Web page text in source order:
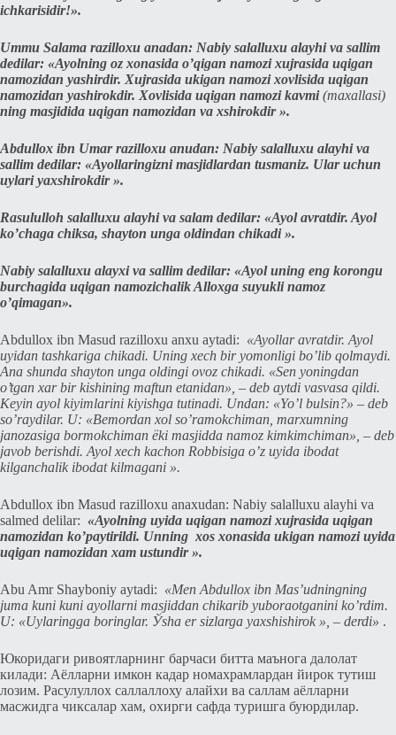
ichkarisidir!».
Ummu Salama razilloxu anadan: Nabiy salalluxu alayhi va sallim
dedilar: «Ayolning oz xonasida o’qigan namozi xujrasida uqigan
namozidan yashirdir. Xujrasida ukigan namozi xovlisida uqigan
namozidan yashirokdir. Xovlisida uqigan namozi kavmi(maxallasi)
ning masjidida uqigan namozidan va xshirokdir ».
Abdullox ibn Umar razilloxu anudan: Nabiy salalluxu alayhi va
sallim dedilar: «Ayollaringizni masjidlardan tusmaniz. Ular uchun
uylari yaxshirokdir ».
Rasululloh salalluxu alayhi va salam dedilar: «Ayol avratdir. Ayol
ko’chaga chiksa, shayton unga oldindan chikadi ».
Nabiy salalluxu alayxi va sallim dedilar: «Ayol uning eng korongu
burchagida uqigan namozichalik Alloxga suyukli namoz
o’qimagan».
Abdullox ibn Masud razilloxu anxu aytadi: «Ayollar avratdir. Ayol
uyidan tashkariga chikadi. Uning xech bir yomonligi bo’lib qolmaydi.
Ana shunda shayton unga oldingi ovoz chikadi. «Sen yoningdan
o’tgan xar bir kishining maftun etanidan», – deb aytdi vasvasa qildi.
Keyin ayol kiyimlarini kiyishga tutinadi. Undan: «Yo’l bulsin?» – deb
so’raydilar. U: «Bemordan xol so’ramokchiman, marxumning
janozasiga bormokchiman ёki masjidda namoz kimkimchiman», – deb
javob berishdi. Ayol xech kachon Robbisiga o’z uyida ibodat
kilganchalik ibodat kilmagani ».
Abdullox ibn Masud razilloxu anaxudan: Nabiy salalluxu alayhi va
salmed delilar: «Ayolning uyida uqigan namozi xujrasida uqigan
namozidan ko’paytirildi. Unning xos xonasida ukigan namozi uyida
uqigan namozidan xam ustundir ».
Abu Amr Shayboniy aytadi: «Men Abdullox ibn Mas’udningning
juma kuni kuni ayollarni masjiddan chikarib yuboraotganini ko’rdim.
U: «Uylaringga boringlar. Ўsha er sizlarga yaxshishirok », – derdi» .
Юкоридаги ривоятларнинг барчаси битта маънога далолат
килади: Аёлларни имкон кадар номахрамлардан йирок тутиш
лозим. Расулуллох саллаллоху алайхи ва саллам аёлларни
масжидга чиксалар хам, оxирги сафда туришга буюрдилар.